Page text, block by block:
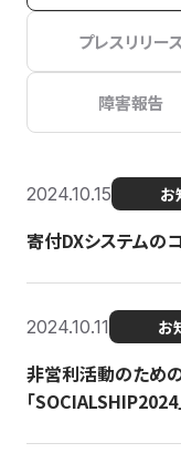
プレスリリー
障害報告
2024.10.15 お
寄付DXシステムの
2024.10.11 お
非営利活動のため
「